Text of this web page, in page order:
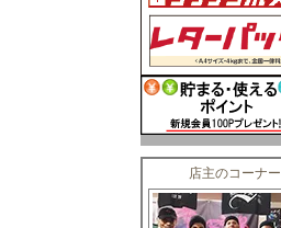
店主のコーナー